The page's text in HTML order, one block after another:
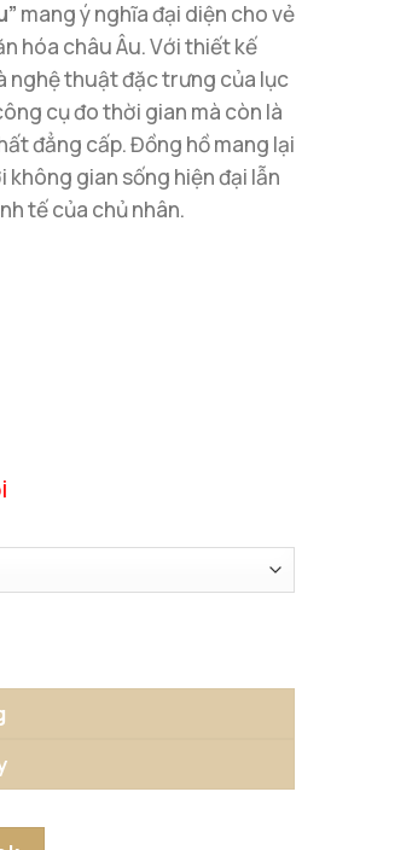
mang ý nghĩa đại diện cho vẻ
hóa châu Âu. Với thiết kế
nghệ thuật đặc trưng của lục
cụ đo thời gian mà còn là
đẳng cấp. Đồng hồ mang lại
không gian sống hiện đại lẫn
tế của chủ nhân.